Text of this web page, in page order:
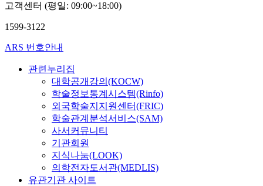
고객센터 (평일: 09:00~18:00)
1599-3122
ARS 번호안내
관련누리집
대학공개강의(KOCW)
학술정보통계시스템(Rinfo)
외국학술지지원센터(FRIC)
학술관계분석서비스(SAM)
사서커뮤니티
기관회원
지식나눔(LOOK)
의학전자도서관(MEDLIS)
유관기관 사이트